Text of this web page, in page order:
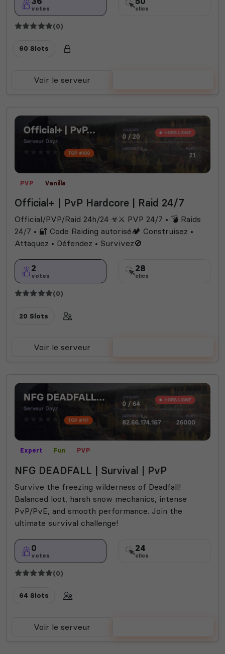
votes clics
(0)
60 Slots
Voir le serveur
PVP Vanilla
Official+ | PvP Hardcore | Raid 24/7
Official/PVP/Raid 24h/24 ☣⚔ PVP 24/7 • 💣 Raids
24/7 • 🔐 Code Raiding autorisé🏕 Construisez •
Attaquez • Défendez • Survivez🚫
2
votes
28
clics
(0)
20 Slots
Voir le serveur
Expert Fun PVP
NFG DEADFALL | Survival | PvP
Survive the freezing wilderness of Deadfall!
Balanced loot, harsh snow mechanics, intense
PvP/PvE, and smooth performance. Join the
ultimate survival challenge!
0
votes
24
clics
(0)
64 Slots
Voir le serveur